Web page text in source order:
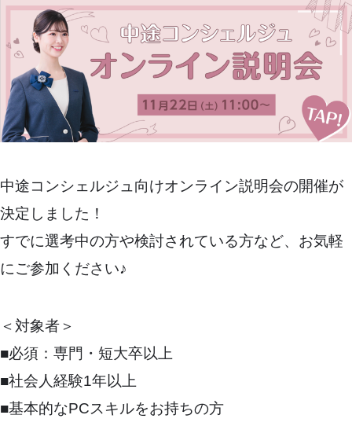
中途コンシェルジュ向けオンライン説明会の開催が
決定しました！
すでに選考中の方や検討されている方など、お気軽
にご参加ください♪
＜対象者＞
■必須：専門・短大卒以上
■社会人経験1年以上
■基本的なPCスキルをお持ちの方